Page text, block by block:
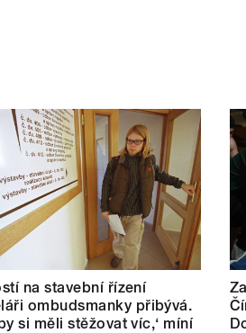
na stavební řízení
ombudsmanky přibývá.
si měli stěžovat víc,‘ míní